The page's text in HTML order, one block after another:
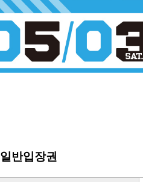
일반입장권